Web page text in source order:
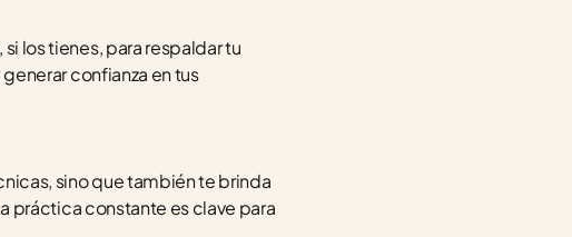
, si los tienes, para respaldar tu
confianza en tus
sino que también te brinda
práctica constante es clave para